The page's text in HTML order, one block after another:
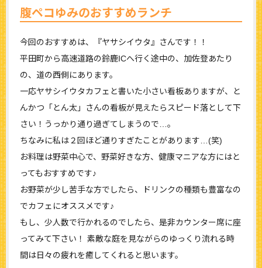
腹ペコゆみのおすすめランチ
今回のおすすめは、『ヤサシイウタ』さんです！！
平田町から高速道路の鈴鹿ICへ行く途中の、加佐登あたり
の、道の西側にあります。
一応ヤサシイウタカフェと書いた小さい看板ありますが、と
んかつ「とん太」さんの看板が見えたらスピード落として下
さい！うっかり通り過ぎてしまうので…。
ちなみに私は２回ほど通りすぎたことがあります…(笑)
お料理は野菜中心で、野菜好きな方、健康マニアな方にはと
ってもおすすめです♪
お野菜が少し苦手な方でしたら、ドリンクの種類も豊富なの
でカフェにオススメです♪
もし、少人数で行かれるのでしたら、是非カウンター席に座
ってみて下さい！ 素敵な庭を見ながらのゆっくり流れる時
間は日々の疲れを癒してくれると思います。